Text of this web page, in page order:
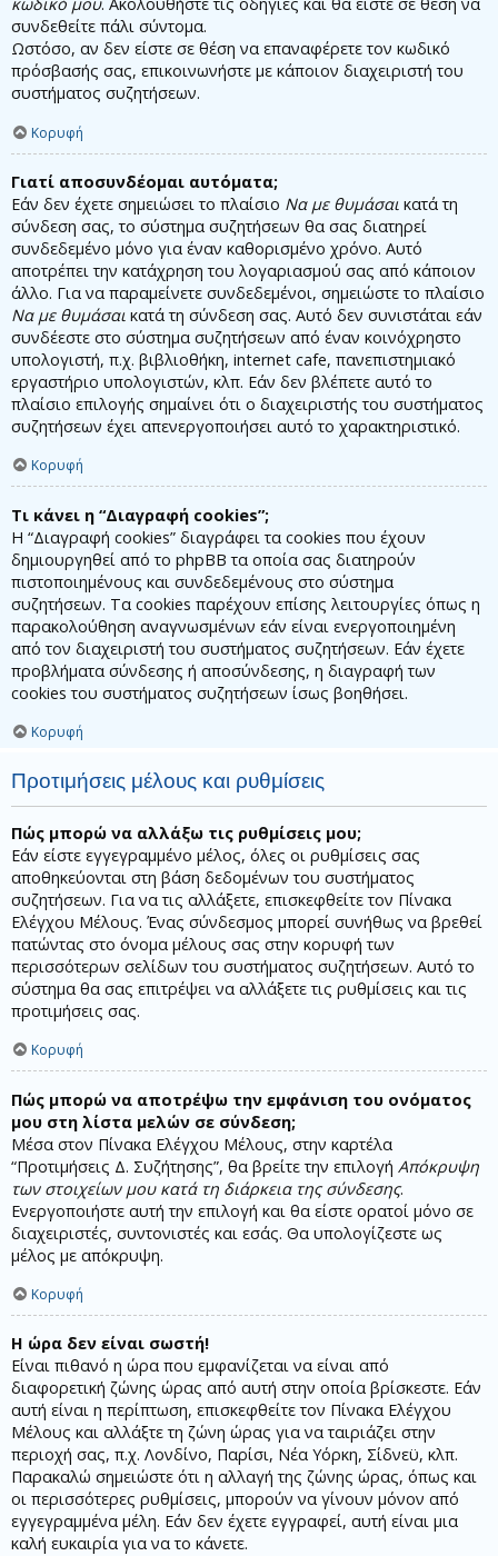
κωδικό μου. Ακολουθήστε τις οδηγίες και θα είστε σε θέση να
συνδεθείτε πάλι σύντομα.
Ωστόσο, αν δεν είστε σε θέση να επαναφέρετε τον κωδικό
πρόσβασής σας, επικοινωνήστε με κάποιον διαχειριστή του
συστήματος συζητήσεων.
Κορυφή
Γιατί αποσυνδέομαι αυτόματα;
Εάν δεν έχετε σημειώσει το πλαίσιο Να με θυμάσαι κατά τη
σύνδεση σας, το σύστημα συζητήσεων θα σας διατηρεί
συνδεδεμένο μόνο για έναν καθορισμένο χρόνο. Αυτό
αποτρέπει την κατάχρηση του λογαριασμού σας από κάποιον
άλλο. Για να παραμείνετε συνδεδεμένοι, σημειώστε το πλαίσιο
Να με θυμάσαι κατά τη σύνδεση σας. Αυτό δεν συνιστάται εάν
συνδέεστε στο σύστημα συζητήσεων από έναν κοινόχρηστο
υπολογιστή, π.χ. βιβλιοθήκη, internet cafe, πανεπιστημιακό
εργαστήριο υπολογιστών, κλπ. Εάν δεν βλέπετε αυτό το
πλαίσιο επιλογής σημαίνει ότι ο διαχειριστής του συστήματος
συζητήσεων έχει απενεργοποιήσει αυτό το χαρακτηριστικό.
Κορυφή
Τι κάνει η “Διαγραφή cookies”;
Η “Διαγραφή cookies” διαγράφει τα cookies που έχουν
δημιουργηθεί από το phpBB τα οποία σας διατηρούν
πιστοποιημένους και συνδεδεμένους στο σύστημα
συζητήσεων. Τα cookies παρέχουν επίσης λειτουργίες όπως η
παρακολούθηση αναγνωσμένων εάν είναι ενεργοποιημένη
από τον διαχειριστή του συστήματος συζητήσεων. Εάν έχετε
προβλήματα σύνδεσης ή αποσύνδεσης, η διαγραφή των
cookies του συστήματος συζητήσεων ίσως βοηθήσει.
Κορυφή
Προτιμήσεις μέλους και ρυθμίσεις
Πώς μπορώ να αλλάξω τις ρυθμίσεις μου;
Εάν είστε εγγεγραμμένο μέλος, όλες οι ρυθμίσεις σας
αποθηκεύονται στη βάση δεδομένων του συστήματος
συζητήσεων. Για να τις αλλάξετε, επισκεφθείτε τον Πίνακα
Ελέγχου Μέλους. Ένας σύνδεσμος μπορεί συνήθως να βρεθεί
πατώντας στο όνομα μέλους σας στην κορυφή των
περισσότερων σελίδων του συστήματος συζητήσεων. Αυτό το
σύστημα θα σας επιτρέψει να αλλάξετε τις ρυθμίσεις και τις
προτιμήσεις σας.
Κορυφή
Πώς μπορώ να αποτρέψω την εμφάνιση του ονόματος
μου στη λίστα μελών σε σύνδεση;
Μέσα στον Πίνακα Ελέγχου Μέλους, στην καρτέλα
“Προτιμήσεις Δ. Συζήτησης”, θα βρείτε την επιλογή Απόκρυψη
των στοιχείων μου κατά τη διάρκεια της σύνδεσης.
Ενεργοποιήστε αυτή την επιλογή και θα είστε ορατοί μόνο σε
διαχειριστές, συντονιστές και εσάς. Θα υπολογίζεστε ως
μέλος με απόκρυψη.
Κορυφή
Η ώρα δεν είναι σωστή!
Είναι πιθανό η ώρα που εμφανίζεται να είναι από
διαφορετική ζώνης ώρας από αυτή στην οποία βρίσκεστε. Εάν
αυτή είναι η περίπτωση, επισκεφθείτε τον Πίνακα Ελέγχου
Μέλους και αλλάξτε τη ζώνη ώρας για να ταιριάζει στην
περιοχή σας, π.χ. Λονδίνο, Παρίσι, Νέα Υόρκη, Σίδνεϋ, κλπ.
Παρακαλώ σημειώστε ότι η αλλαγή της ζώνης ώρας, όπως και
οι περισσότερες ρυθμίσεις, μπορούν να γίνουν μόνον από
εγγεγραμμένα μέλη. Εάν δεν έχετε εγγραφεί, αυτή είναι μια
καλή ευκαιρία για να το κάνετε.